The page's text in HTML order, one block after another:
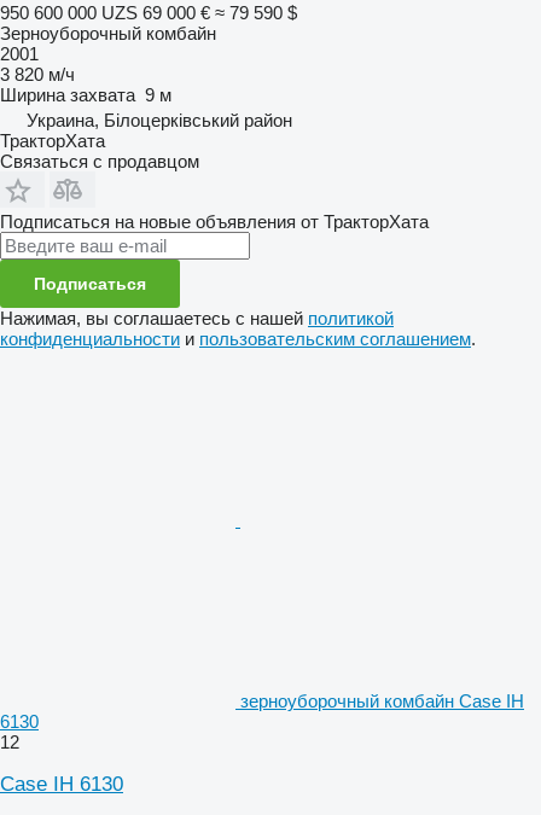
950 600 000 UZS 69 000 € ≈ 79 590 $
Зерноуборочный комбайн
2001
3 820 м/ч
Ширина захвата 9 м
Украина, Білоцерківський район
ТракторХата
Связаться с продавцом
Подписаться на новые объявления от ТракторХата
Подписаться
Нажимая, вы соглашаетесь с нашей политикой
конфиденциальности и пользовательским соглашением.
зерноуборочный комбайн Case IH
6130
12
Case IH 6130